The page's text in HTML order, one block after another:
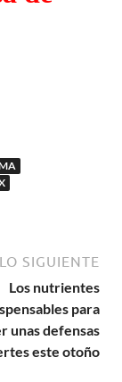
SIGUIENTE
Los nutrientes
para
unas defensas
este otoño